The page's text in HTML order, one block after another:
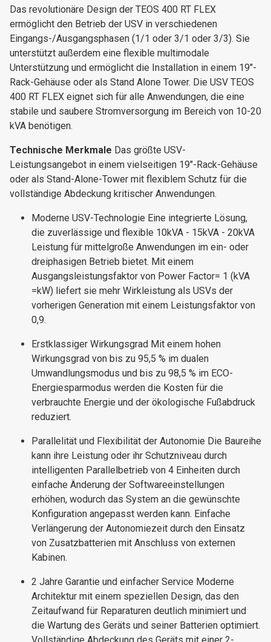
Das revolutionäre Design der TEOS 400 RT FLEX
ermöglicht den Betrieb der USV in verschiedenen
Eingangs-/Ausgangsphasen (1/1 oder 3/1 oder 3/3). Sie
unterstützt außerdem eine flexible multimodale
Unterstützung und ermöglicht die Installation in einem 19"-
Rack-Gehäuse oder als Stand Alone Tower. Die USV TEOS
400 RT FLEX eignet sich für alle Anwendungen, die eine
stabile und saubere Stromversorgung im Bereich von 10-20
kVA benötigen.
Technische Merkmale Das größte USV-
Leistungsangebot in einem vielseitigen 19"-Rack-Gehäuse
oder als Stand-Alone-Tower mit flexiblem Schutz für die
vollständige Abdeckung kritischer Anwendungen.
Moderne USV-Technologie Eine integrierte Lösung,
die zuverlässige und flexible 10kVA - 15kVA - 20kVA
Leistung für mittelgroße Anwendungen im ein- oder
dreiphasigen Betrieb bietet. Mit einem
Ausgangsleistungsfaktor von Power Factor= 1 (kVA
=kW) liefert sie mehr Wirkleistung als USVs der
vorherigen Generation mit einem Leistungsfaktor von
0,9.
Erstklassiger Wirkungsgrad Mit einem hohen
Wirkungsgrad von bis zu 95,5 % im dualen
Umwandlungsmodus und bis zu 98,5 % im ECO-
Energiesparmodus werden die Kosten für die
verbrauchte Energie und der ökologische Fußabdruck
reduziert.
Parallelität und Flexibilität der Autonomie Die Baureihe
kann ihre Leistung oder ihr Schutzniveau durch
intelligenten Parallelbetrieb von 4 Einheiten durch
einfache Änderung der Softwareeinstellungen
erhöhen, wodurch das System an die gewünschte
Konfiguration angepasst werden kann. Einfache
Verlängerung der Autonomiezeit durch den Einsatz
von Zusatzbatterien mit Anschluss von externen
Kabinen.
2 Jahre Garantie und einfacher Service Moderne
Architektur mit einem speziellen Design, das den
Zeitaufwand für Reparaturen deutlich minimiert und
die Wartung des Geräts und seiner Batterien optimiert.